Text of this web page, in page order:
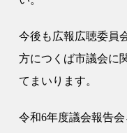
今後も広報広聴委員
方につくば市議会に
てまいります。
令和6年度議会報告会